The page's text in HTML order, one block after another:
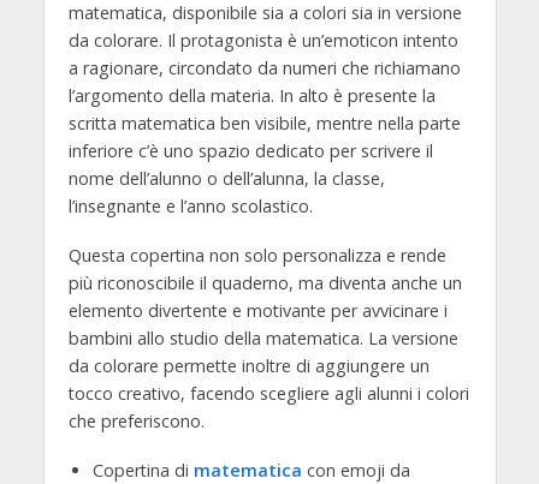
matematica, disponibile sia a colori sia in versione
da colorare. Il protagonista è un’emoticon intento
a ragionare, circondato da numeri che richiamano
l’argomento della materia. In alto è presente la
scritta matematica ben visibile, mentre nella parte
inferiore c’è uno spazio dedicato per scrivere il
nome dell’alunno o dell’alunna, la classe,
l’insegnante e l’anno scolastico.
Questa copertina non solo personalizza e rende
più riconoscibile il quaderno, ma diventa anche un
elemento divertente e motivante per avvicinare i
bambini allo studio della matematica. La versione
da colorare permette inoltre di aggiungere un
tocco creativo, facendo scegliere agli alunni i colori
che preferiscono.
Copertina di matematica con emoji da